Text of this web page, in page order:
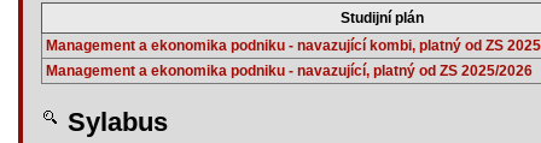
Studijní plán
Management a ekonomika podniku - navazující kombi, platný od ZS
Management a ekonomika podniku - navazující, platný od ZS 2025/2026
Sylabus